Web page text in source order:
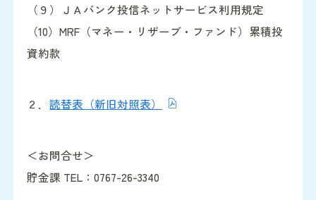
（９）ＪＡバンク投信ネットサービス利用規定
（10）MRF（マネー・リザーブ・ファンド）累積投
資約款
２．読替表（新旧対照表）
＜お問合せ＞
貯金課 TEL：0767-26-3340